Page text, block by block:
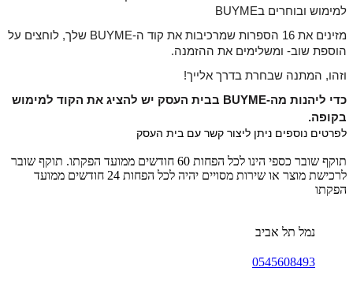
למימוש ובוחרים בBUYME
הוספת שוב- ומשלימים את ההזמנה.
וזהו, המתנה שבחרת בדרך אלייך!
בקופה.
לפרטים נוספים ניתן ליצור קשר עם בית העסק
תוקף שובר כספי הינו לכל הפחות 60 חודשים ממועד הפקתו. תוקף שובר
לרכישת מוצר או שירות מסויים יהיה לכל הפחות 24 חודשים ממועד
הפקתו
נמל תל אביב
0545608493